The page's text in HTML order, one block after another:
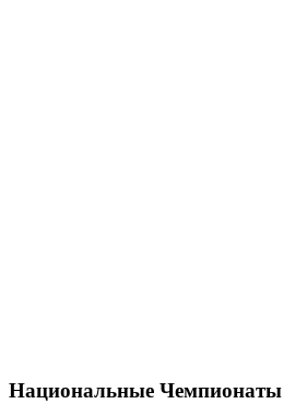
Национальные Чемпионаты